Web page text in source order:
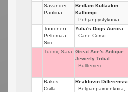
Savander,
Pauliina
Bedlam Kultaakin
Kalliimpi
Pohjanpystykorva
Touronen-
Peltomaa,
Siiri
Yulia's Dogs Aurora
Cane Corso
Tuomi, Sara
Great Ace's Antique
Jewerly Tribal
Bullterrieri
Bakos,
Csilla
Reaktiivin Differenssi
Belgianpaimenkoira,